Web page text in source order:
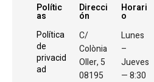
Polític
as
Política
de
privacid
ad
Direcci
ón
C/
Colònia
Oller, 5
08195
Horari
o
Lunes
–
Jueves
— 8:30